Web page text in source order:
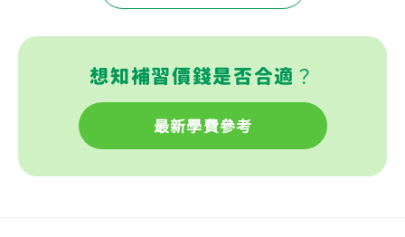
想知補習價錢是否合適？
最新學費參考